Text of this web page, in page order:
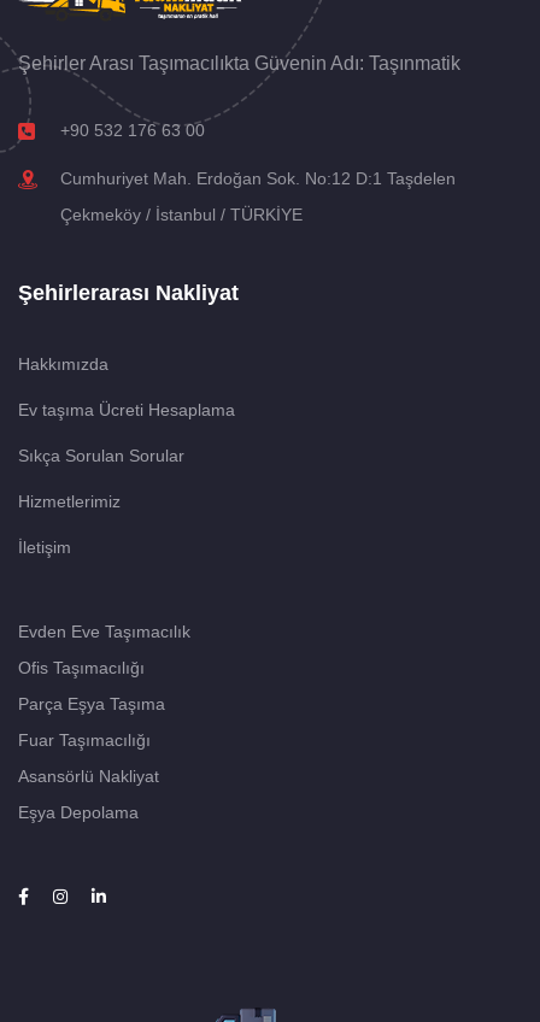
Şehirler Arası Taşımacılıkta Güvenin Adı: Taşınmatik
+90 532 176 63 00
Cumhuriyet Mah. Erdoğan Sok. No:12 D:1 Taşdelen
Çekmeköy / İstanbul / TÜRKİYE
Şehirlerarası Nakliyat
Hakkımızda
Ev taşıma Ücreti Hesaplama
Sıkça Sorulan Sorular
Hizmetlerimiz
İletişim
Evden Eve Taşımacılık
Ofis Taşımacılığı
Parça Eşya Taşıma
Fuar Taşımacılığı
Asansörlü Nakliyat
Eşya Depolama